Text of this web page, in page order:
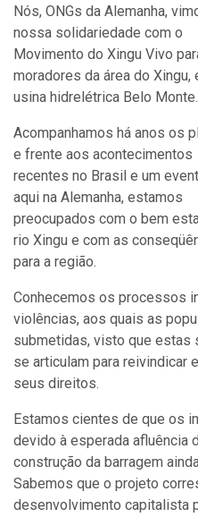
Nós, ONGs da Alemanha,
nossa solidariedade com o
Movimento do Xingu Vivo
moradores da área do
usina hidrelétrica Belo Monte.
Acompanhamos há anos os
e frente aos acontecimentos
recentes no Brasil e um
aqui na Alemanha, estamos
preocupados com o bem
rio Xingu e com as
para a região.
Conhecemos os processos
violências, aos quais as
submetidas, visto que estas
se articulam para reivindicar
seus direitos.
Estamos cientes de que os
devido à esperada afluência
construção da barragem
Sabemos que o projeto
desenvolvimento capitalista